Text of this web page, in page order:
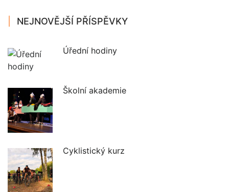
NEJNOVĚJŠÍ PŘÍSPĚVKY
Úřední hodiny
Školní akademie
Cyklistický kurz